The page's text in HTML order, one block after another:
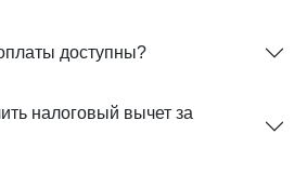
доступны?
налоговый вычет за